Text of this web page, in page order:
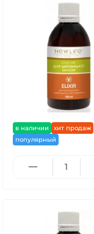
в наличии
хит продаж
популярный